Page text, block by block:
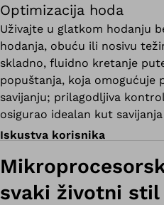
Optimizacija hoda
Uživajte u glatkom hodanju
hodanja, obuću ili nosivu
skladno, fluidno kretanje
popuštanja, koja omogućuje
savijanju; prilagodljiva
osigurao idealan kut
Iskustva korisnika
svaki životni stil